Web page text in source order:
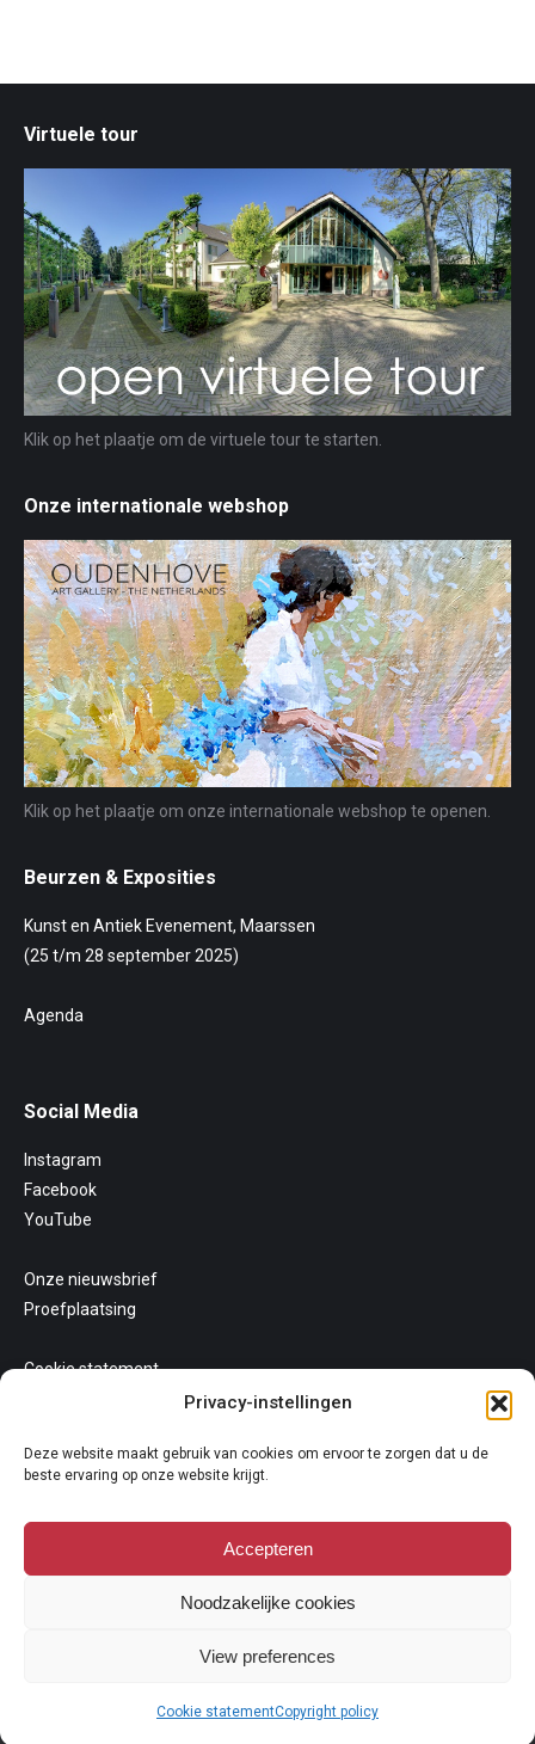
Privacy-instellingen
Deze website maakt gebruik van cookies om ervoor te zorgen dat u de
beste ervaring op onze website krijgt.
Accepteren
Noodzakelijke cookies
View preferences
Cookie statementCopyright policy
Virtuele tour
Klik op het plaatje om de virtuele tour te starten.
Onze internationale webshop
Klik op het plaatje om onze internationale webshop te openen.
Beurzen & Exposities
Kunst en Antiek Evenement, Maarssen
(25 t/m 28 september 2025)
Agenda
Social Media
Instagram
Facebook
YouTube
Onze nieuwsbrief
Proefplaatsing
Cookie statement
Niets van deze website mag gekopieerd en/of op andere wijze
Galerie Oudenhove. Lees hier onzecopyright policy